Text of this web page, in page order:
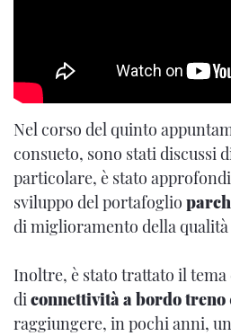
Nel corso del quinto
consueto, sono stati discussi
particolare, è stato
sviluppo del portafoglio
di miglioramento della
Inoltre, è stato trattato il
diconnettività a bordo treno
raggiungere, in pochi anni,